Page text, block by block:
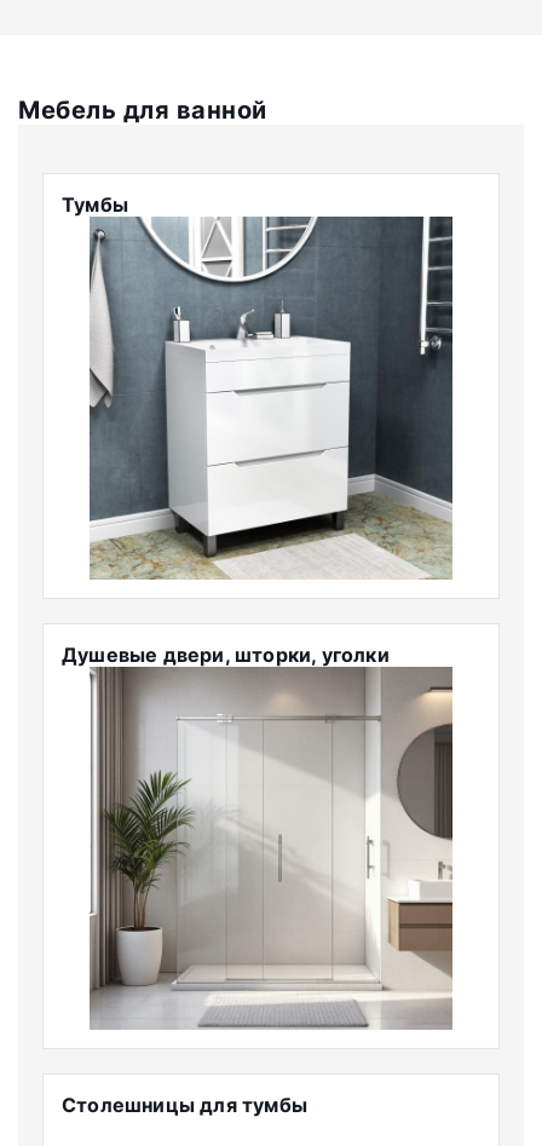
Мебель для ванной
Тумбы
Душевые двери, шторки, уголки
Столешницы для тумбы